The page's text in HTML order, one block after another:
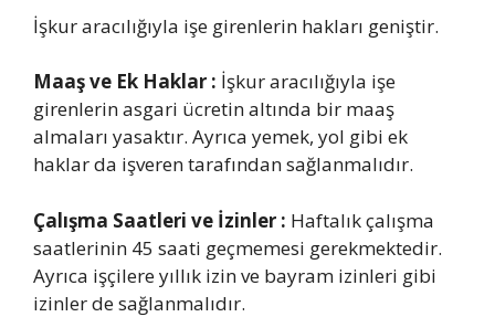
İşkur aracılığıyla işe girenlerin hakları geniştir.
Maaş ve Ek Haklar : İşkur aracılığıyla işe
girenlerin asgari ücretin altında bir maaş
almaları yasaktır. Ayrıca yemek, yol gibi ek
haklar da işveren tarafından sağlanmalıdır.
Çalışma Saatleri ve İzinler : Haftalık çalışma
saatlerinin 45 saati geçmemesi gerekmektedir.
Ayrıca işçilere yıllık izin ve bayram izinleri gibi
izinler de sağlanmalıdır.